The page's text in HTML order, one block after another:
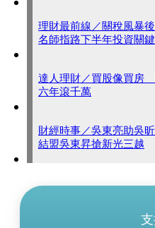
理財最前線／關稅風暴
名師指路下半年投資關鍵
達人理財／買股像買房
六年滾千萬
財經時事／吳東亮助吳
結盟吳東昇搶新光三越